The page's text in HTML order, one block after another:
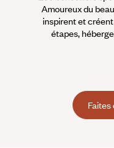
Amoureux du
inspirent et
étapes,